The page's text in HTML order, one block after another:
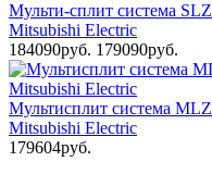
Мульти-сплит система
Mitsubishi Electric
184090руб. 179090руб.
Мультисплит система
Mitsubishi Electric
179604руб.